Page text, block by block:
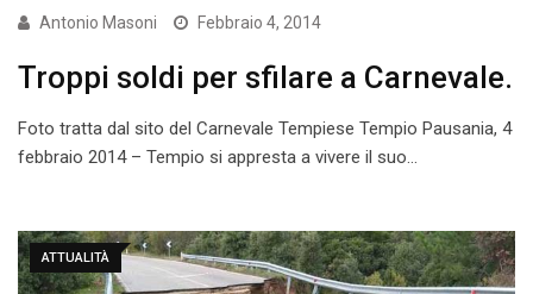
Antonio Masoni Febbraio 4, 2014
Troppi soldi per sfilare a Carnevale.
Foto tratta dal sito del Carnevale Tempiese Tempio Pausania, 4
febbraio 2014 – Tempio si appresta a vivere il suo…
ATTUALITÀ